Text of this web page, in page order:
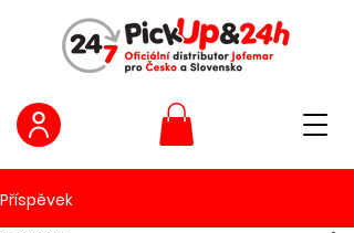
Příspěvek